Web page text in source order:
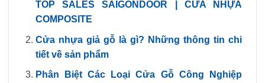
TOP SALES SAIGONDOOR | CỬA NHỰA
COMPOSITE
Cửa nhựa giả gỗ là gì? Những thông tin chi
tiết về sản phẩm
Phân Biệt Các Loại Cửa Gỗ Công Nghiệp